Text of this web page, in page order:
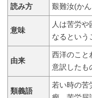
読み方 艱難汝(か
意味
人は苦労や
なるという
由来
西洋のこと
意訳したも
類義語
若い時の苦